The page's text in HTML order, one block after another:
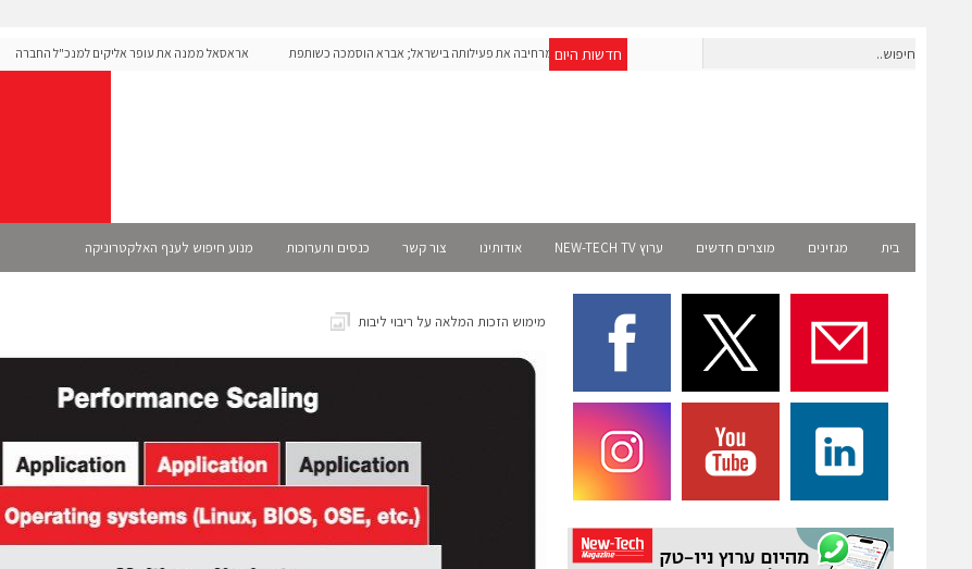
חדשות היוםOpenAI מרחיבה את פעילותה בישראל; אברא הוסמכה כשותפת
אראסאל ממנה את עופר אליקים למנכ"ל החברה
בית מגזינים מוצרים חדשים ערוץ NEW-TECH TV אודותינו צור קשר כנסים ותערוכות מנוע חיפוש לענף האלקטרוניקה
מימוש הזכות המלאה על ריבוי ליבות